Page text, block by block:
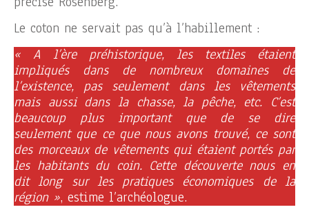
Le coton ne servait pas qu’à l’habillement :
« A l’ère préhistorique, les textiles étaient
impliqués dans de nombreux domaines de
l’existence, pas seulement dans les vêtements
mais aussi dans la chasse, la pêche, etc. C’est
beaucoup plus important que de se dire
seulement que ce que nous avons trouvé, ce sont
des morceaux de vêtements qui étaient portés par
les habitants du coin. Cette découverte nous en
dit long sur les pratiques économiques de la
région », estime l’archéologue.